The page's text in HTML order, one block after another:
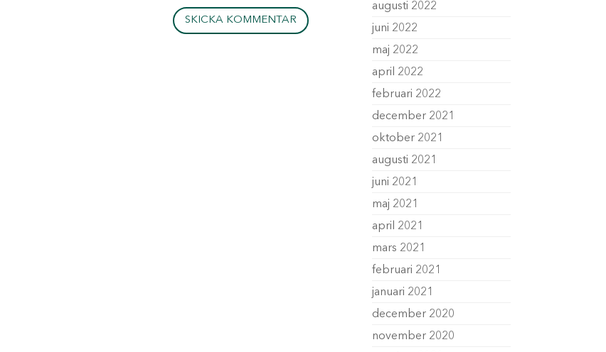
augusti 2022
juni 2022
maj 2022
april 2022
februari 2022
december 2021
oktober 2021
augusti 2021
juni 2021
maj 2021
april 2021
mars 2021
februari 2021
januari 2021
december 2020
november 2020